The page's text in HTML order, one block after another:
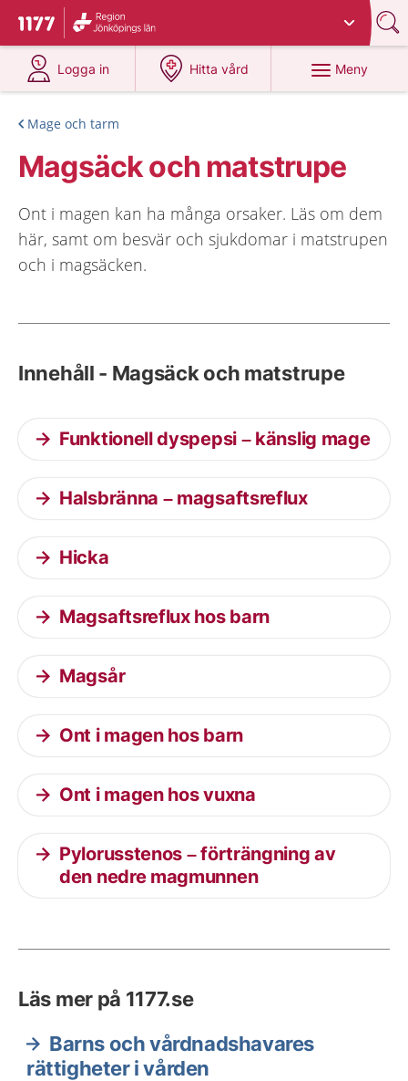
Till startsidan för 1177
Du har valt region
Logga in
på 1177.se
Hitta vård
på 1177.se
Meny
Mage och tarm
Magsäck och matstrupe
Ont i magen kan ha många orsaker. Läs om dem
här, samt om besvär och sjukdomar i matstrupen
och i magsäcken.
Innehåll - Magsäck och matstrupe
Funktionell dyspepsi – känslig mage
Halsbränna – magsaftsreflux
Hicka
Magsaftsreflux hos barn
Magsår
Ont i magen hos barn
Ont i magen hos vuxna
Pylorusstenos – förträngning av
den nedre magmunnen
Läs mer på 1177.se
Barns och vårdnadshavares
rättigheter i vården